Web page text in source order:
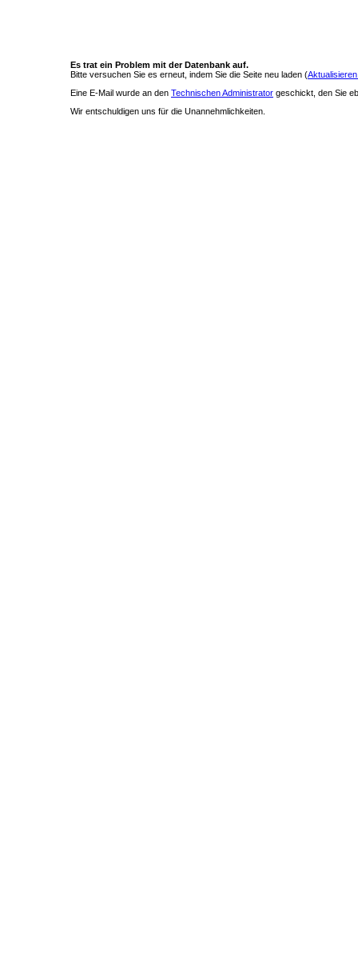
Es trat ein Problem mit der Datenbank auf.
Bitte versuchen Sie es erneut, indem Sie die Seite neu laden (
Eine E-Mail wurde an den Technischen Administrator geschickt, den Sie
Wir entschuldigen uns für die Unannehmlichkeiten.